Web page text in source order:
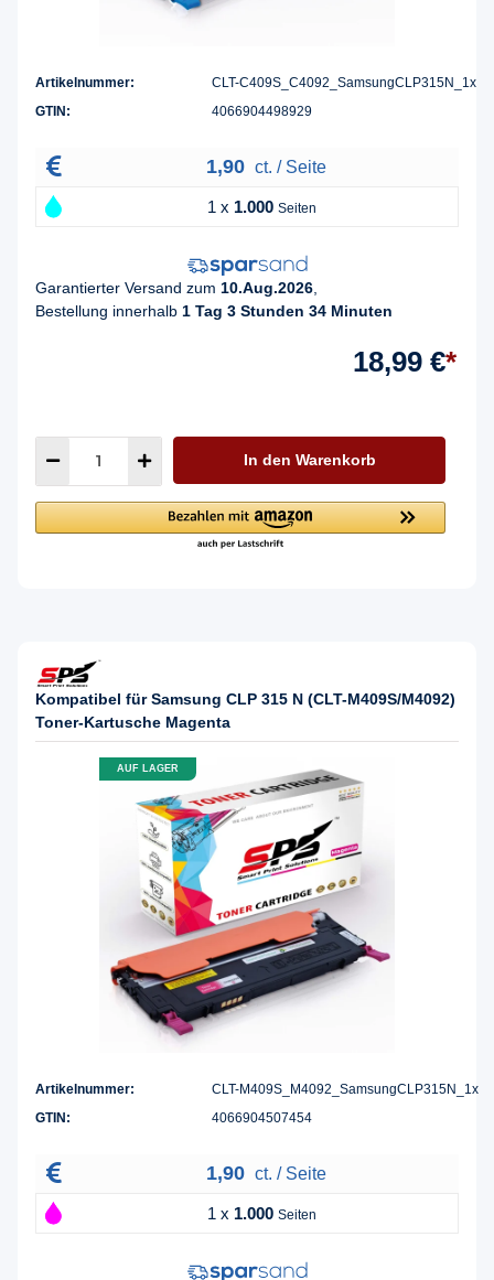
Artikelnummer:
CLT-C409S_C4092_SamsungCLP315N_1x
GTIN:
4066904498929
1,90 ct. / Seite
1 x 1.000 Seiten
Garantierter Versand zum 10.Aug.2026
Bestellung innerhalb 1 Tag 3 Stunden 34 Minuten
18,99 €*
In den Warenkorb
Kompatibel für Samsung CLP 315 N (CLT-M409S/M4092)
Toner-Kartusche Magenta
AUF LAGER
Artikelnummer:
CLT-M409S_M4092_SamsungCLP315N_1x
GTIN:
4066904507454
1,90 ct. / Seite
1 x 1.000 Seiten